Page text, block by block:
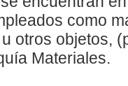
como
otros objetos,
Materiales.